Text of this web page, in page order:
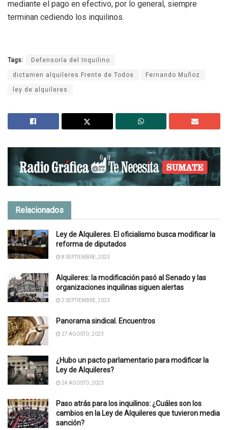
mediante el pago en efectivo, por lo general, siempre
terminan cediendo los inquilinos.
Tags: Defensoría del Inquilino
dictamen alquileres Frente de Todos Fernando Muñoz
ley de alquileres
Relacionados
Ley de Alquileres. El oficialismo busca modificar la
reforma de diputados
8 SEPTIEMBRE, 2023
Alquileres: la modificación pasó al Senado y las
organizaciones inquilinas siguen alertas
2 SEPTIEMBRE, 2023
Panorama sindical. Encuentros
27 AGOSTO, 2023
¿Hubo un pacto parlamentario para modificar la
Ley de Alquileres?
24 AGOSTO, 2023
Paso atrás para los inquilinos: ¿Cuáles son los
cambios en la Ley de Alquileres que tuvieron media
sanción?